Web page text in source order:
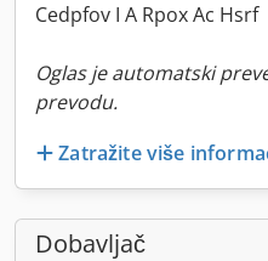
Cedpfov I A Rpox Ac Hsrf
Oglas je automatski
prevodu.
Zatražite više
Dobavljač